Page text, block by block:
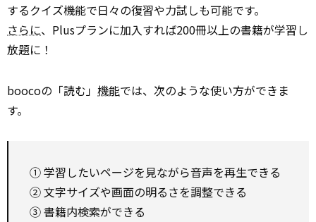
するクイズ機能で日々の復習や力試しも可能です。
さらに、Plusプランに加入すれば200冊以上の書籍が学習し
放題に！
boocoの「読む」 機能では、次のような使い方ができま
す。
① 学習したいページを見ながら音声を再生できる
② 文字サイズや画面の明るさを調整できる
③ 書籍内検索ができる